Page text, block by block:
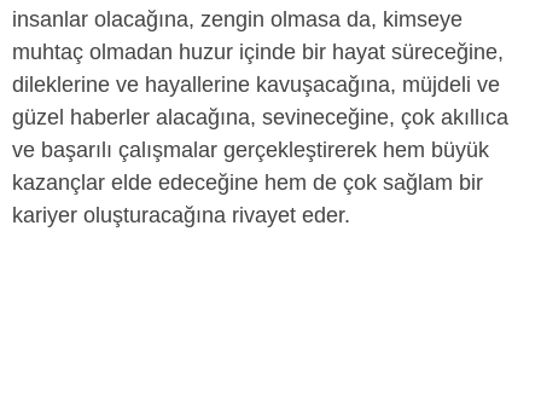
insanlar olacağına, zengin olmasa da, kimseye
muhtaç olmadan huzur içinde bir hayat süreceğine,
dileklerine ve hayallerine kavuşacağına, müjdeli ve
güzel haberler alacağına, sevineceğine, çok akıllıca
ve başarılı çalışmalar gerçekleştirerek hem büyük
kazançlar elde edeceğine hem de çok sağlam bir
kariyer oluşturacağına rivayet eder.